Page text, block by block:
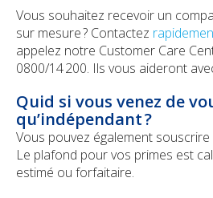
Vous souhaitez recevoir un
sur mesure ? Contactez
appelez notre Customer Care
0800/14 200. Ils vous aideront
Quid si vous venez de
qu’indépendant ?
Vous pouvez également souscrire
Le plafond pour vos primes est
estimé ou forfaitaire.